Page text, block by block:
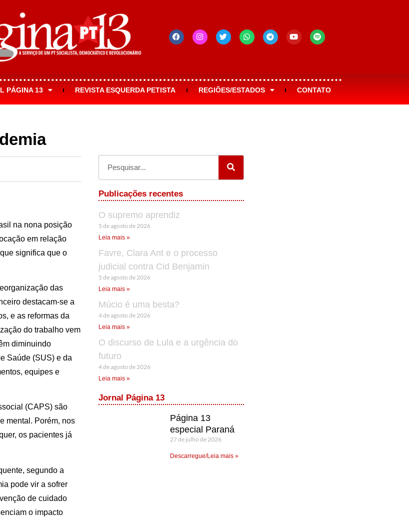
PÁGINA 13 REVISTA ESQUERDA PETISTA REGIÕES/ESTADOS CONTATO
na nona posição
em relação
significa que o
das
destacam-se a
e as reformas da
do trabalho vem
diminuindo
Saúde (SUS) e da
equipes e
(CAPS) são
mental. Porém, nos
os pacientes já
segundo a
pode vir a sofrer
de cuidado
o impacto
Publicações recentes
O supremo aprendiz
5 de agosto de 2026
Leia mais »
Favre, Clara Ant e o processo
judicial contra Cid Benjamin
5 de agosto de 2026
Leia mais »
Múcio é uma besta?
4 de agosto de 2026
Leia mais »
O discurso de Lula e a urgência do
futuro
4 de agosto de 2026
Leia mais »
Jornal Página 13
Página 13
especial Paraná
27 de julho de 2026
Descarregue/Leia mais »